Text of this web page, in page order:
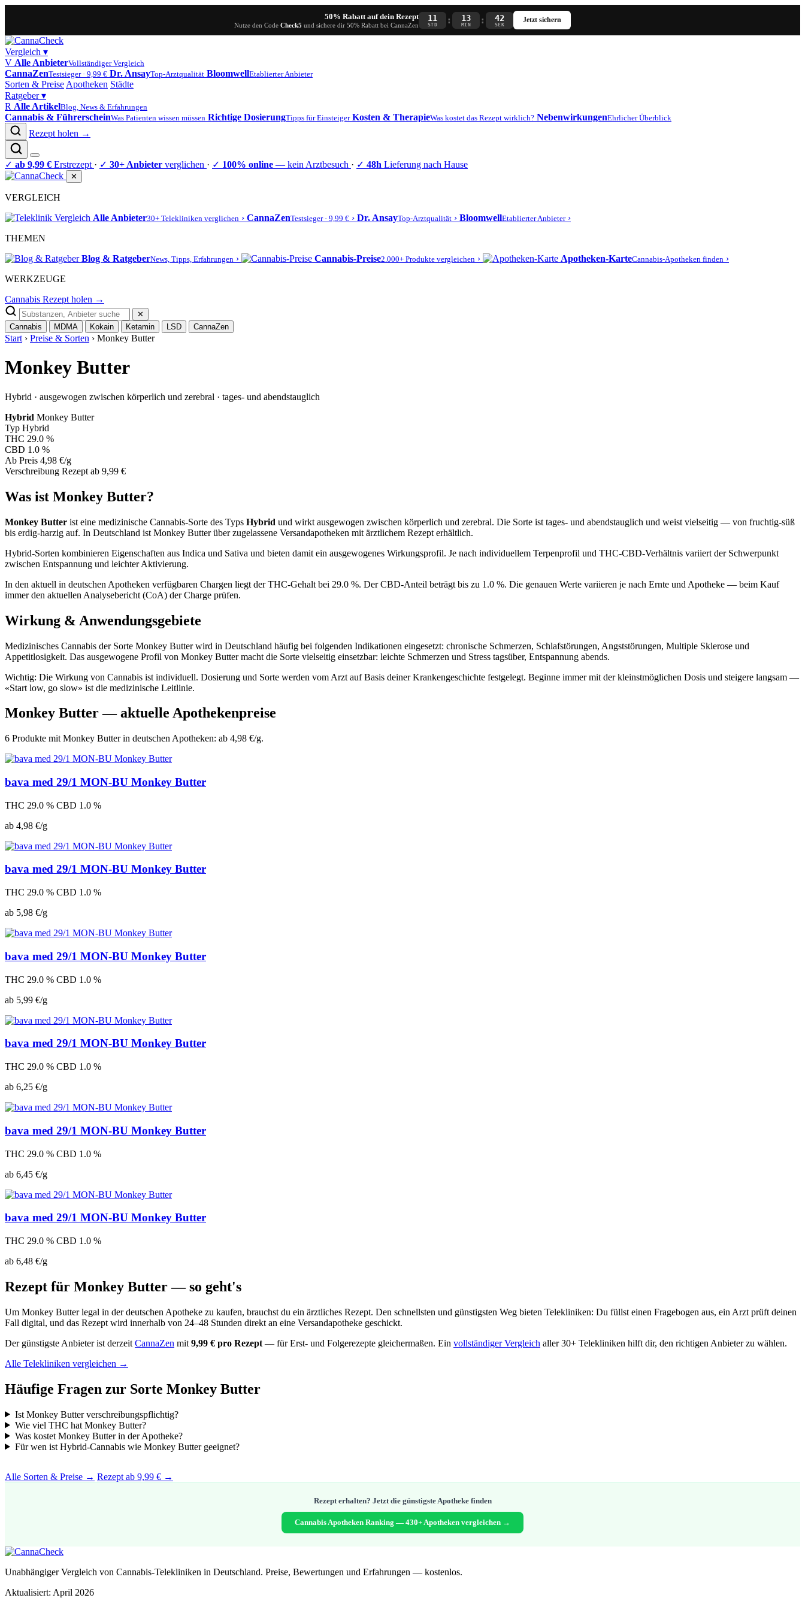
50% Rabatt auf dein Rezept
Nutze den Code Check5 und sichere dir 50% Rabatt bei CannaZen
11
STD : 13
MIN : 41
SEK
Jetzt sichern
Vergleich ▾
V Alle AnbieterVollständiger Vergleich
CannaZenTestsieger · 9,99 € Dr. AnsayTop-Arztqualität BloomwellEtablierter Anbieter
Sorten & Preise Apotheken Städte
Ratgeber▾
R Alle ArtikelBlog, News & Erfahrungen
Cannabis & FührerscheinWas Patienten wissen müssen Richtige DosierungTipps für Einsteiger Kosten & TherapieWas kostet das Rezept wirklich? NebenwirkungenEhrlicher Überblick
Rezept holen →
✓ ab 9,99 € Erstrezept · ✓ 30+ Anbieter verglichen · ✓ 100% online — kein Arztbesuch · ✓ 48h Lieferung nach Hause
✕
VERGLEICH
Alle Anbieter30+ Telekliniken verglichen › CannaZenTestsieger · 9,99 € › Dr. AnsayTop-Arztqualität › BloomwellEtablierter Anbieter ›
THEMEN
Blog & RatgeberNews, Tipps, Erfahrungen › Cannabis-Preise2.000+ Produkte vergleichen › Apotheken-KarteCannabis-Apotheken finden ›
WERKZEUGE
Cannabis Rezept holen →
✕
Cannabis
MDMA Kokain Ketamin LSD CannaZen
Start › Preise & Sorten › Monkey Butter
Monkey Butter
Hybrid · ausgewogen zwischen körperlich und zerebral · tages- und abendstauglich
Hybrid Monkey Butter
Typ Hybrid
THC 29.0 %
CBD 1.0 %
Ab Preis 4,98 €/g
Verschreibung Rezept ab 9,99 €
Was ist Monkey Butter?
Monkey Butter ist eine medizinische Cannabis-Sorte des Typs Hybrid und wirkt ausgewogen zwischen körperlich und zerebral. Die Sorte ist tages- und abendstauglich und weist vielseitig — von fruchtig-süß
bis erdig-harzig auf. In Deutschland ist Monkey Butter über zugelassene Versandapotheken mit ärztlichem Rezept erhältlich.
Hybrid-Sorten kombinieren Eigenschaften aus Indica und Sativa und bieten damit ein ausgewogenes Wirkungsprofil. Je nach individuellem Terpenprofil und THC-CBD-Verhältnis variiert der Schwerpunkt
zwischen Entspannung und leichter Aktivierung.
In den aktuell in deutschen Apotheken verfügbaren Chargen liegt der THC-Gehalt bei 29.0 %. Der CBD-Anteil beträgt bis zu 1.0 %. Die genauen Werte variieren je nach Ernte und Apotheke — beim Kauf
immer den aktuellen Analysebericht (CoA) der Charge prüfen.
Wirkung & Anwendungsgebiete
Medizinisches Cannabis der Sorte Monkey Butter wird in Deutschland häufig bei folgenden Indikationen eingesetzt: chronische Schmerzen, Schlafstörungen, Angststörungen, Multiple Sklerose und
Appetitlosigkeit. Das ausgewogene Profil von Monkey Butter macht die Sorte vielseitig einsetzbar: leichte Schmerzen und Stress tagsüber, Entspannung abends.
Wichtig: Die Wirkung von Cannabis ist individuell. Dosierung und Sorte werden vom Arzt auf Basis deiner Krankengeschichte festgelegt. Beginne immer mit der kleinstmöglichen Dosis und steigere langsam —
«Start low, go slow» ist die medizinische Leitlinie.
Monkey Butter — aktuelle Apothekenpreise
6 Produkte mit Monkey Butter in deutschen Apotheken: ab 4,98 €/g.
bava med 29/1 MON-BU Monkey Butter
THC 29.0 % CBD 1.0 %
ab 4,98 €/g
bava med 29/1 MON-BU Monkey Butter
THC 29.0 % CBD 1.0 %
ab 5,98 €/g
bava med 29/1 MON-BU Monkey Butter
THC 29.0 % CBD 1.0 %
ab 5,99 €/g
bava med 29/1 MON-BU Monkey Butter
THC 29.0 % CBD 1.0 %
ab 6,25 €/g
bava med 29/1 MON-BU Monkey Butter
THC 29.0 % CBD 1.0 %
ab 6,45 €/g
bava med 29/1 MON-BU Monkey Butter
THC 29.0 % CBD 1.0 %
ab 6,48 €/g
Rezept für Monkey Butter — so geht's
Um Monkey Butter legal in der deutschen Apotheke zu kaufen, brauchst du ein ärztliches Rezept. Den schnellsten und günstigsten Weg bieten Telekliniken: Du füllst einen Fragebogen aus, ein Arzt prüft deinen
Fall digital, und das Rezept wird innerhalb von 24–48 Stunden direkt an eine Versandapotheke geschickt.
Der günstigste Anbieter ist derzeit CannaZen mit 9,99 € pro Rezept — für Erst- und Folgerezepte gleichermaßen. Ein vollständiger Vergleich aller 30+ Telekliniken hilft dir, den richtigen Anbieter zu wählen.
Alle Telekliniken vergleichen →
Häufige Fragen zur Sorte Monkey Butter
Ist Monkey Butter verschreibungspflichtig?
Wie viel THC hat Monkey Butter?
Was kostet Monkey Butter in der Apotheke?
Für wen ist Hybrid-Cannabis wie Monkey Butter geeignet?
Alle Sorten & Preise → Rezept ab 9,99 € →
Rezept erhalten? Jetzt die günstigste Apotheke finden
Cannabis Apotheken Ranking — 430+ Apotheken vergleichen →
Unabhängiger Vergleich von Cannabis-Telekliniken in Deutschland. Preise, Bewertungen und Erfahrungen — kostenlos.
Aktualisiert: April 2026